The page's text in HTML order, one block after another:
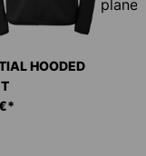
HOODED